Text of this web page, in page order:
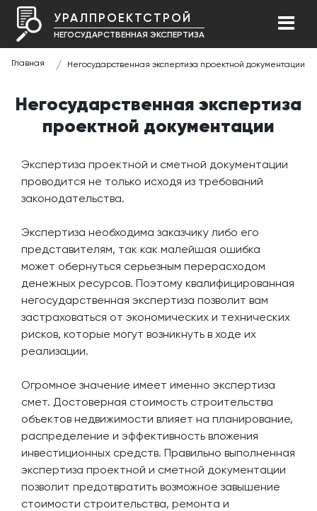
УРАЛПРОЕКТСТРОЙ
НЕГОСУДАРСТВЕННАЯ ЭКСПЕРТИЗА
Главная Негосударственная экспертиза проектной документации
Негосударственная экспертиза
проектной документации
Экспертиза проектной и сметной документации
проводится не только исходя из требований
законодательства.
Экспертиза необходима заказчику либо его
представителям, так как малейшая ошибка
может обернуться серьезным перерасходом
денежных ресурсов. Поэтому квалифицированная
негосударственная экспертиза позволит вам
застраховаться от экономических и технических
рисков, которые могут возникнуть в ходе их
реализации.
Огромное значение имеет именно экспертиза
смет. Достоверная стоимость строительства
объектов недвижимости влияет на планирование,
распределение и эффективность вложения
инвестиционных средств. Правильно выполненная
экспертиза проектной и сметной документации
позволит предотвратить возможное завышение
стоимости строительства, ремонта и